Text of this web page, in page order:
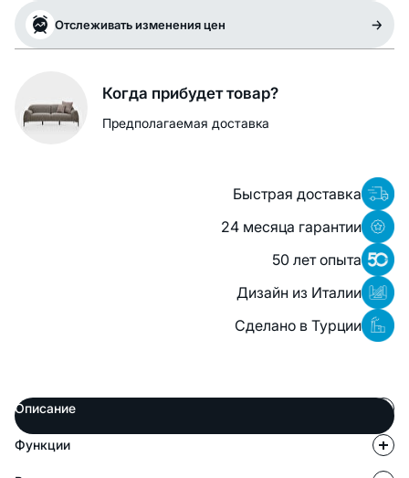
Отслеживать изменения цен
Когда прибудет товар?
Предполагаемая доставка
Быстрая доставка
24 месяца гарантии
50 лет опыта
Дизайн из Италии
Сделано в Турции
Описание
Функции